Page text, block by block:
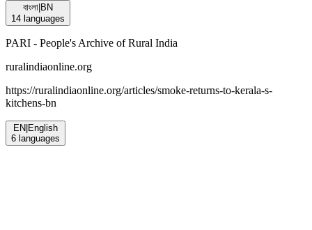
বাংলা BN
14 languages
PARI - People's Archive of Rural India
ruralindiaonline.org
https://ruralindiaonline.org/articles/smoke-returns-to-kerala-s-
kitchens-bn
EN English
6 languages